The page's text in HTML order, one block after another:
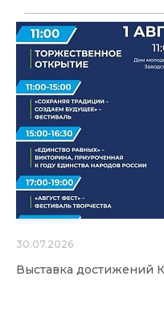
30.07.2026
Выставка достижений